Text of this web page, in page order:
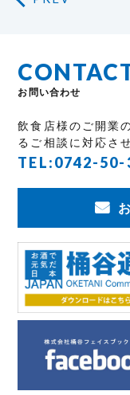
お問い合わせ
飲食店様のご開業
るご相談に対応さ
TEL:0742-50-